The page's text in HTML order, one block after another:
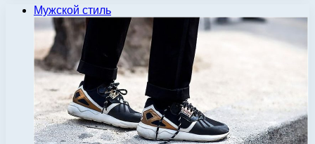
Мужской стиль